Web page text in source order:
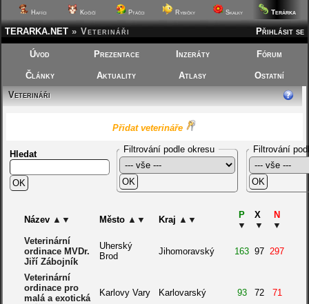
Hafíci Kočičí Ptáčci Rybičky Skalky Terárka
Přihlásit se
TERARKA.NET » Veterináři
Úvod Prezentace Inzeráty Fórum
Články Aktuality Atlasy
Ostatní
Veterináři
Přidat veterináře
Hledat Filtrování podle okresu Filtrování
Název ▲ ▼ Město ▲ ▼ Kraj ▲ ▼
P
▼
X
▼
N
▼
Veterinární
ordinace MVDr.
Jiří Zábojník
Uherský
Brod
Jihomoravský 163 97 297
Veterinární
ordinace pro
malá a exotická
Karlovy Vary Karlovarský 93 72 71